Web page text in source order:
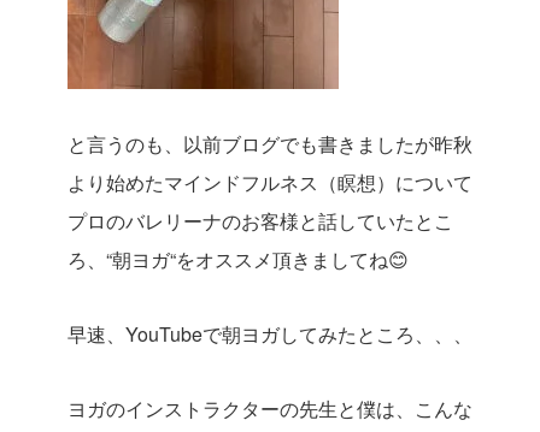
と言うのも、以前ブログでも書きましたが昨秋
より始めたマインドフルネス（瞑想）について
プロのバレリーナのお客様と話していたとこ
ろ、“朝ヨガ“をオススメ頂きましてね😊
早速、YouTubeで朝ヨガしてみたところ、、、
ヨガのインストラクターの先生と僕は、こんな